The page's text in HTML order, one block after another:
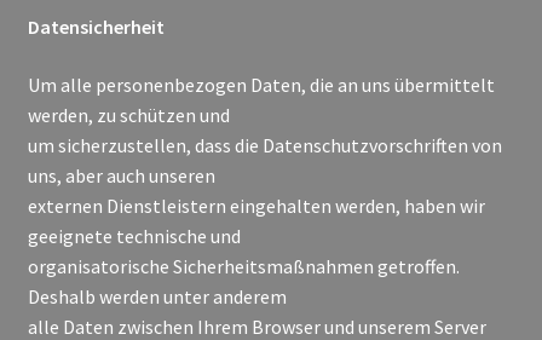
Datensicherheit
Um alle personenbezogen Daten, die an uns übermittelt
werden, zu schützen und
um sicherzustellen, dass die Datenschutzvorschriften von
uns, aber auch unseren
externen Dienstleistern eingehalten werden, haben wir
geeignete technische und
organisatorische Sicherheitsmaßnahmen getroffen.
Deshalb werden unter anderem
alle Daten zwischen Ihrem Browser und unserem Server